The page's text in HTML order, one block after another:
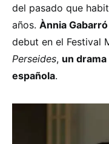
del pasado que
años. Ànnia
debut en el Festival
Perseides, un
española.